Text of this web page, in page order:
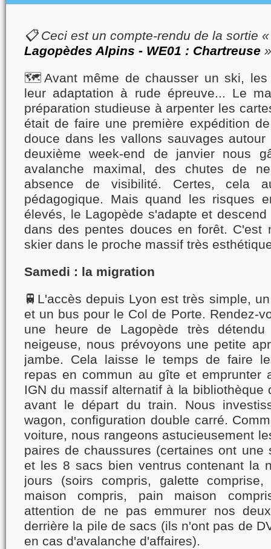
📋 Ceci est un compte-rendu de la sortie
Lagopèdes Alpins - WE01 : Chartreuse »
🗺️Avant même de chausser un ski, les
leur adaptation à rude épreuve... Le
préparation studieuse à arpenter les
était de faire une première expédition
douce dans les vallons sauvages
deuxième week-end de janvier nous
avalanche maximal, des chutes de
absence de visibilité. Certes, cela
pédagogique. Mais quand les risques
élevés, le Lagopède s'adapte et
dans des pentes douces en forêt. C'est
skier dans le proche massif très
Samedi : la migration
🚆L'accès depuis Lyon est très simple,
et un bus pour le Col de Porte. Rendez-
une heure de Lagopède très
neigeuse, nous prévoyons une petite
jambe. Cela laisse le temps de faire
repas en commun au gîte et emprunter
IGN du massif alternatif à la bibliothèque
avant le départ du train. Nous
wagon, configuration double carré.
voiture, nous rangeons astucieusement
paires de chaussures (certaines ont une
et les 8 sacs bien ventrus contenant la
jours (soirs compris, galette
maison compris, pain maison
attention de ne pas emmurer nos
derrière la pile de sacs (ils n'ont pas de
en cas d'avalanche d'affaires).